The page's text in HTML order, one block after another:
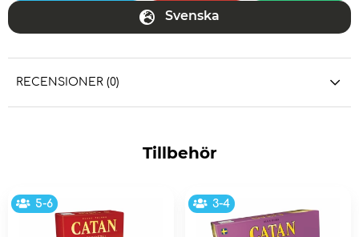
Svenska
RECENSIONER (0)
Tillbehör
5-6 3-4